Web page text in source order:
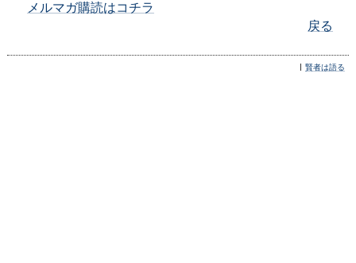
メルマガ購読はコチラ
戻る
賢者は語る